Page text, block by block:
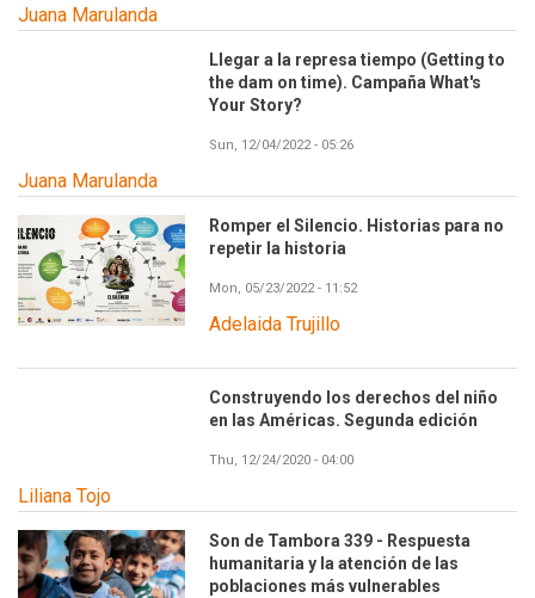
Juana Marulanda
Llegar a la represa tiempo (Getting to
the dam on time). Campaña What's
Your Story?
Sun, 12/04/2022 - 05:26
Juana Marulanda
Romper el Silencio. Historias para no
repetir la historia
Mon, 05/23/2022 - 11:52
Adelaida Trujillo
Construyendo los derechos del niño
en las Américas. Segunda edición
Thu, 12/24/2020 - 04:00
Liliana Tojo
Son de Tambora 339 - Respuesta
humanitaria y la atención de las
poblaciones más vulnerables